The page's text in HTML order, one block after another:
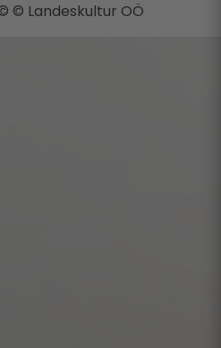
© Landeskultur OÖ